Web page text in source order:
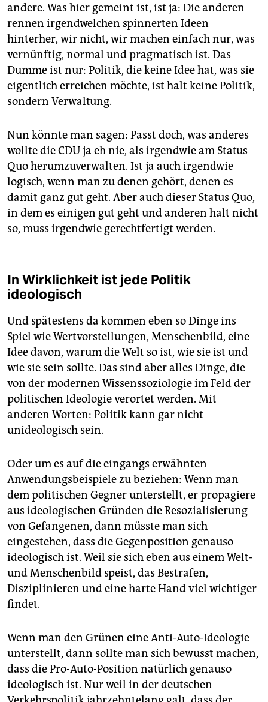
andere. Was hier gemeint ist, ist ja: Die anderen
rennen irgendwelchen spinnerten Ideen
hinterher, wir nicht, wir machen einfach nur, was
vernünftig, normal und pragmatisch ist. Das
Dumme ist nur: Politik, die keine Idee hat, was sie
eigentlich erreichen möchte, ist halt keine Politik,
sondern Verwaltung.
Nun könnte man sagen: Passt doch, was anderes
wollte die CDU ja eh nie, als irgendwie am Status
Quo herumzuverwalten. Ist ja auch irgendwie
logisch, wenn man zu denen gehört, denen es
damit ganz gut geht. Aber auch dieser Status Quo,
in dem es einigen gut geht und anderen halt nicht
so, muss irgendwie gerechtfertigt werden.
In Wirklichkeit ist jede Politik
ideologisch
Und spätestens da kommen eben so Dinge ins
Spiel wie Wertvorstellungen, Menschenbild, eine
Idee davon, warum die Welt so ist, wie sie ist und
wie sie sein sollte. Das sind aber alles Dinge, die
von der modernen Wissenssoziologie im Feld der
politischen Ideologie verortet werden. Mit
anderen Worten: Politik kann gar nicht
unideologisch sein.
Oder um es auf die eingangs erwähnten
Anwendungsbeispiele zu beziehen: Wenn man
dem politischen Gegner unterstellt, er propagiere
aus ideologischen Gründen die Resozialisierung
von Gefangenen, dann müsste man sich
eingestehen, dass die Gegenposition genauso
ideologisch ist. Weil sie sich eben aus einem Welt-
und Menschenbild speist, das Bestrafen,
Disziplinieren und eine harte Hand viel wichtiger
findet.
Wenn man den Grünen eine Anti-Auto-Ideologie
unterstellt, dann sollte man sich bewusst machen,
dass die Pro-Auto-Position natürlich genauso
ideologisch ist. Nur weil in der deutschen